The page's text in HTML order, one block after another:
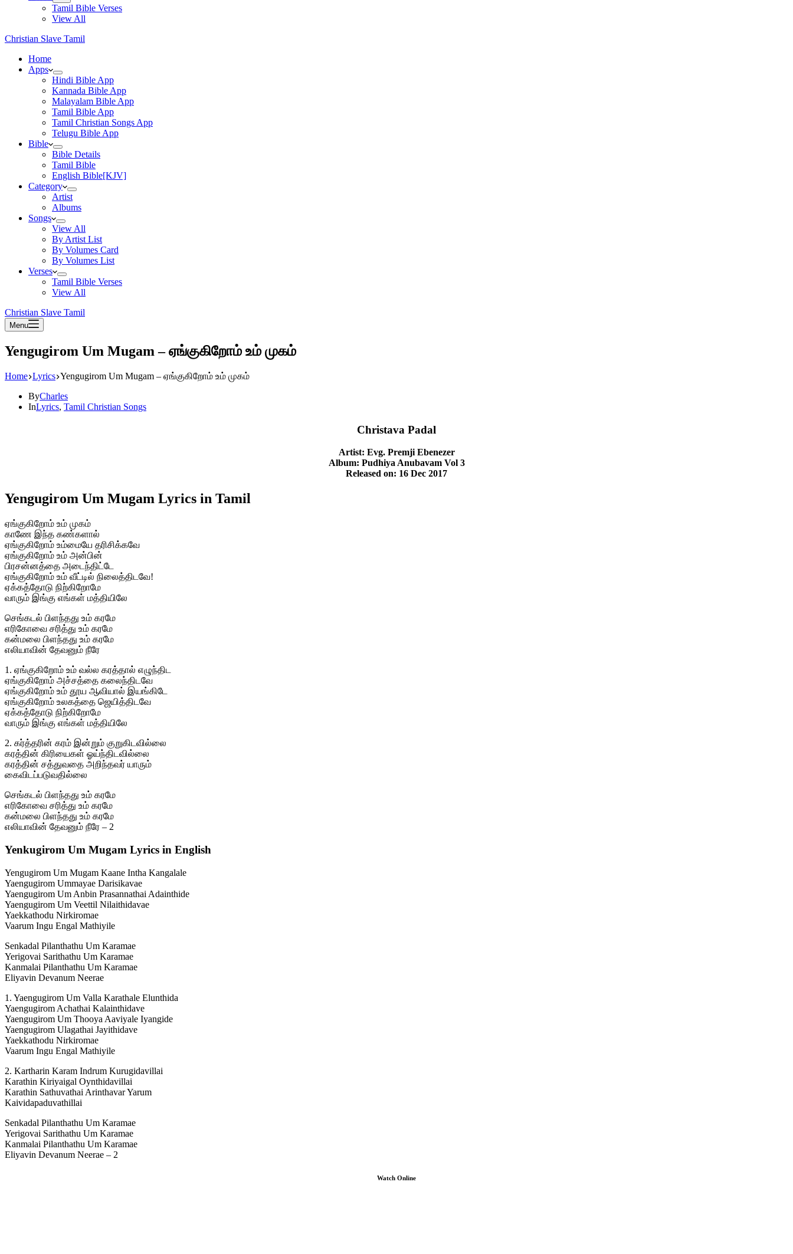
Tamil Bible Verses
View All
Christian Slave Tamil
Home
Apps
Hindi Bible App
Kannada Bible App
Malayalam Bible App
Tamil Bible App
Tamil Christian Songs App
Telugu Bible App
Bible
Bible Details
Tamil Bible
English Bible[KJV]
Category
Artist
Albums
Songs
View All
By Artist List
By Volumes Card
By Volumes List
Verses
Tamil Bible Verses
View All
Christian Slave Tamil
Menu
Yengugirom Um Mugam – ஏங்குகிறோம் உம் முகம்
Home Lyrics Yengugirom Um Mugam – ஏங்குகிறோம் உம் முகம்
ByCharles
InLyrics, Tamil Christian Songs
Christava Padal
Artist: Evg. Premji Ebenezer
Album: Pudhiya Anubavam Vol 3
Released on: 16 Dec 2017
Yengugirom Um Mugam Lyrics in Tamil
ஏங்குகிறோம் உம் முகம்
காணே இந்த கண்களால்
ஏங்குகிறோம் உம்மையே தரிசிக்கவே
ஏங்குகிறோம் உம் அன்பின்
பிரசன்னத்தை அடைந்திட்டே
ஏங்குகிறோம் உம் வீட்டில் நிலைத்திடவே!
ஏக்கத்தோடு நிற்கிறோமே
வாரும் இங்கு எங்கள் மத்தியிலே
செங்கடல் பிளந்தது உம் கரமே
எரிகோவை சரித்து உம் கரமே
கன்மலை பிளந்தது உம் கரமே
எலியாவின் தேவனும் நீரே
1. ஏங்குகிறோம் உம் வல்ல கரத்தால் எழுந்திட
ஏங்குகிறோம் அச்சத்தை கலைந்திடவே
ஏங்குகிறோம் உம் தூய ஆவியால் இயங்கிடே
ஏங்குகிறோம் உலகத்தை ஜெயித்திடவே
ஏக்கத்தோடு நிற்கிறோமே
வாரும் இங்கு எங்கள் மத்தியிலே
2. கர்த்தரின் கரம் இன்றும் குறுகிடவில்லை
கரத்தின் கிரியைகள் ஓய்ந்திடவில்லை
கரத்தின் சத்துவதை அறிந்தவர் யாரும்
கைவிடப்படுவதில்லை
செங்கடல் பிளந்தது உம் கரமே
எரிகோவை சரித்து உம் கரமே
கன்மலை பிளந்தது உம் கரமே
எலியாவின் தேவனும் நீரே – 2
Yenkugirom Um Mugam Lyrics in English
Yengugirom Um Mugam Kaane Intha Kangalale
Yaengugirom Ummayae Darisikavae
Yaengugirom Um Anbin Prasannathai Adainthide
Yaengugirom Um Veettil Nilaithidavae
Yaekkathodu Nirkiromae
Vaarum Ingu Engal Mathiyile
Senkadal Pilanthathu Um Karamae
Yerigovai Sarithathu Um Karamae
Kanmalai Pilanthathu Um Karamae
Eliyavin Devanum Neerae
1. Yaengugirom Um Valla Karathale Elunthida
Yaengugirom Achathai Kalainthidave
Yaengugirom Um Thooya Aaviyale Iyangide
Yaengugirom Ulagathai Jayithidave
Yaekkathodu Nirkiromae
Vaarum Ingu Engal Mathiyile
2. Kartharin Karam Indrum Kurugidavillai
Karathin Kiriyaigal Oynthidavillai
Karathin Sathuvathai Arinthavar Yarum
Kaividapaduvathillai
Senkadal Pilanthathu Um Karamae
Yerigovai Sarithathu Um Karamae
Kanmalai Pilanthathu Um Karamae
Eliyavin Devanum Neerae – 2
Watch Online